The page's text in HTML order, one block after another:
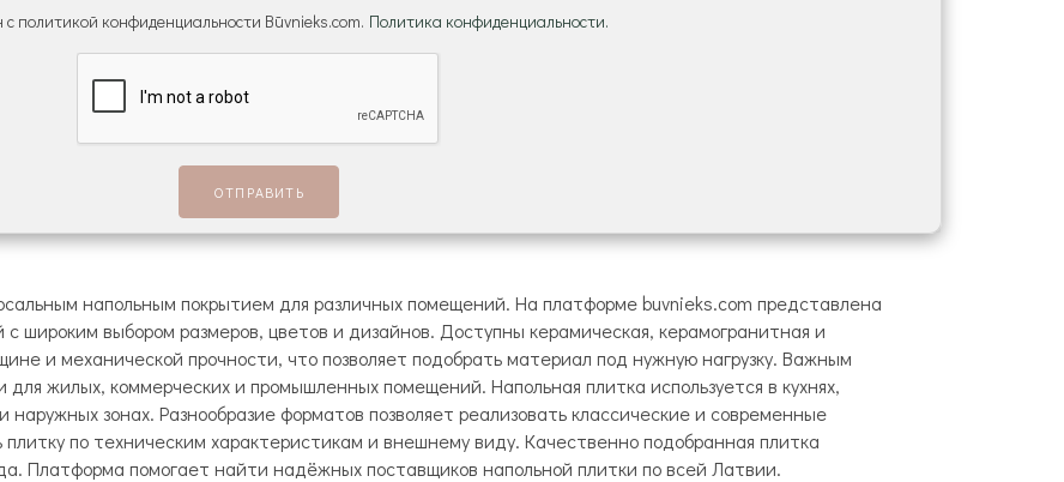
с политикой конфиденциальности Būvnieks.com. Политика конфиденциальности.
напольным покрытием для различных помещений. На платформе buvnieks.com представлена
с широким выбором размеров, цветов и дизайнов. Доступны керамическая, керамогранитная и
и механической прочности, что позволяет подобрать материал под нужную нагрузку. Важным
для жилых, коммерческих и промышленных помещений. Напольная плитка используется в кухнях,
зонах. Разнообразие форматов позволяет реализовать классические и современные
по техническим характеристикам и внешнему виду. Качественно подобранная плитка
Платформа помогает найти надёжных поставщиков напольной плитки по всей Латвии.